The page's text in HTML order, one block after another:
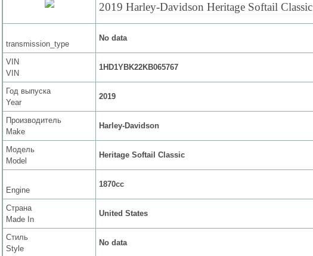
2019 Harley-Davidson Heritage Softail Classic
transmission_type
No data
VIN
VIN
1HD1YBK22KB065767
Год выпуска
Year
2019
Производитель
Make
Harley-Davidson
Модель
Model
Heritage Softail Classic
Engine
1870cc
Страна
Made In
United States
Стиль
Style
No data